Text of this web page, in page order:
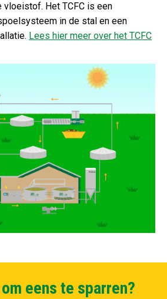
vloeistof. Het TCFC is een
in de stal en een
Lees hier meer over het TCFC
eens te sparren?